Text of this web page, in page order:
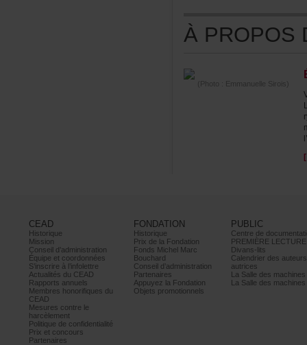
(Photo:EmmanuelleSirois)
CEAD
Historique
Mission
Conseild’administration
Équipeetcoordonnées
S’inscrireàl’infolettre
ActualitésduCEAD
Rapportsannuels
Membreshonorifiquesdu
CEAD
Mesurescontrele
harcèlement
Politiquedeconfidentialité
Prixetconcours
Partenaires
FONDATION
Historique
PrixdelaFondation
FondsMichelMarc
Bouchard
Conseild’administration
Partenaires
AppuyezlaFondation
Objetspromotionnels
PUBLIC
PREMIÈRELECTURE
Divans-lits
autrices